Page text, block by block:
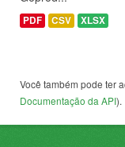
PDF CSV XLSX
Você também pode ter
Documentação da API).